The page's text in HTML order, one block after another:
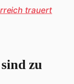
trauert
zu